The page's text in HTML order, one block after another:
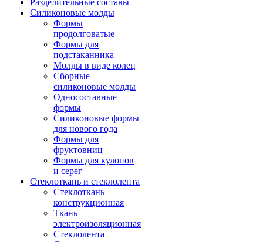
Разделительные составы
Силиконовые молды
Формы
продолговатые
Формы для
подстаканника
Молды в виде колец
Сборные
силиконовые молды
Односоставные
формы
Силиконовые формы
для нового года
Формы для
фруктовниц
Формы для кулонов
и серег
Стеклоткань и стеклолента
Стеклоткань
конструкционная
Ткань
электроизоляционная
Стеклолента